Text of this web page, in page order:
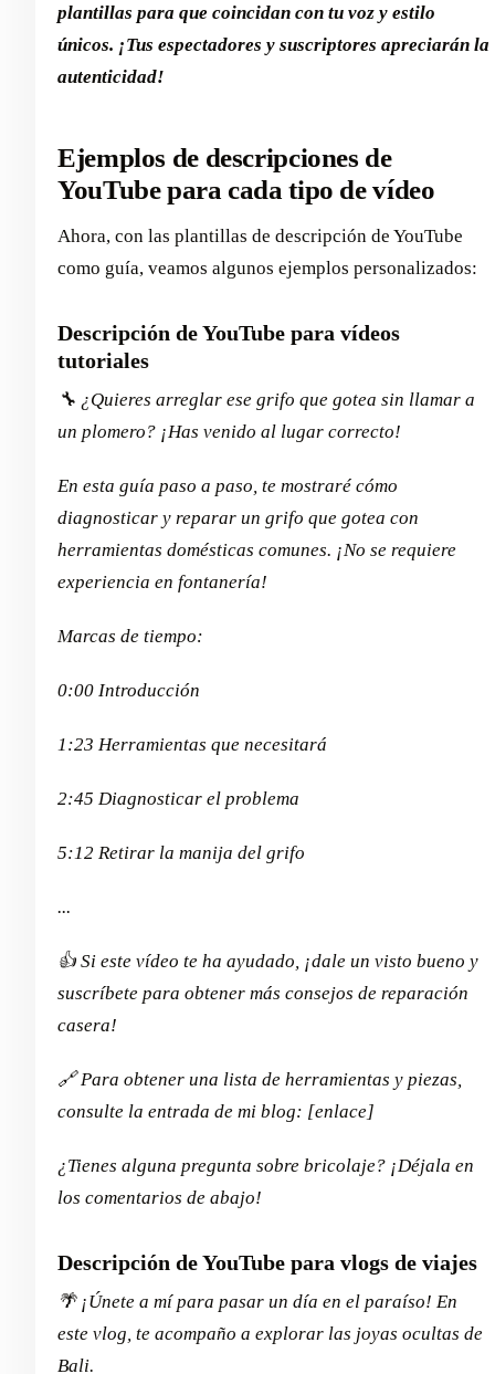
plantillas para que coincidan con tu voz y estilo
únicos. ¡Tus espectadores y suscriptores apreciarán la
autenticidad!
Ejemplos de descripciones de
YouTube para cada tipo de vídeo
Ahora, con las plantillas de descripción de YouTube
como guía, veamos algunos ejemplos personalizados:
Descripción de YouTube para vídeos
tutoriales
🔧 ¿Quieres arreglar ese grifo que gotea sin llamar a
un plomero? ¡Has venido al lugar correcto!
En esta guía paso a paso, te mostraré cómo
diagnosticar y reparar un grifo que gotea con
herramientas domésticas comunes. ¡No se requiere
experiencia en fontanería!
Marcas de tiempo:
0:00 Introducción
1:23 Herramientas que necesitará
2:45 Diagnosticar el problema
5:12 Retirar la manija del grifo
...
👍 Si este vídeo te ha ayudado, ¡dale un visto bueno y
suscríbete para obtener más consejos de reparación
casera!
🔗 Para obtener una lista de herramientas y piezas,
consulte la entrada de mi blog: [enlace]
¿Tienes alguna pregunta sobre bricolaje? ¡Déjala en
los comentarios de abajo!
Descripción de YouTube para vlogs de viajes
🌴 ¡Únete a mí para pasar un día en el paraíso! En
este vlog, te acompaño a explorar las joyas ocultas de
Bali.